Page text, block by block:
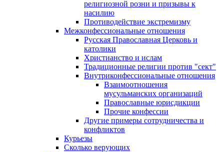
религиозной розни и призывы к
насилию
Противодействие экстремизму
Межконфессиональные отношения
Русская Православная Церковь и
католики
Христианство и ислам
Традиционные религии против "сект"
Внутриконфессиональные отношения
Взаимоотношения
мусульманских организаций
Православные юрисдикции
Прочие конфессии
Другие примеры сотрудничества и
конфликтов
Курьезы
Сколько верующих